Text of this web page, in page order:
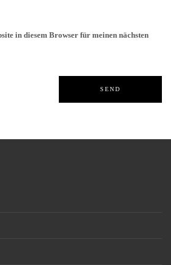
in diesem Browser für meinen nächsten